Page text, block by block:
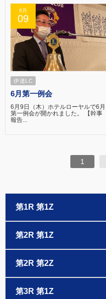
6月
09
伊達LC
6月第一例会
6月9日（木）ホテルローヤルで6月
第一例会が開かれました。 【幹事
報告...
1
第1R 第1Z
第2R 第1Z
第2R 第2Z
第3R 第1Z